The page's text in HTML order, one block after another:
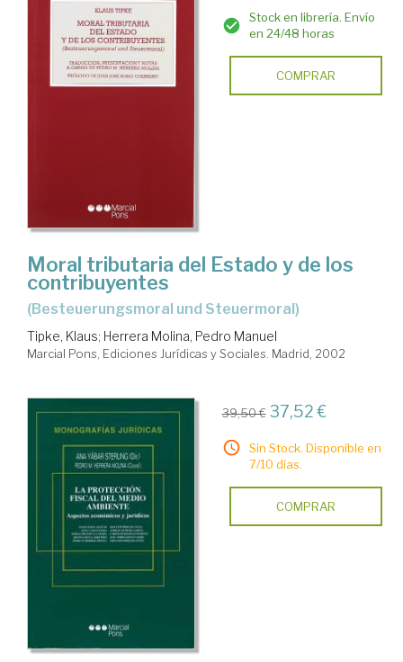
Stock en librería. Envío
en 24/48 horas
COMPRAR
Moral tributaria del Estado y de los
contribuyentes
(Besteuerungsmoral und Steuermoral)
Tipke, Klaus; Herrera Molina, Pedro Manuel
Marcial Pons, Ediciones Jurídicas y Sociales. Madrid, 2002
39,50 € 37,52 €
Sin Stock. Disponible en
7/10 días.
COMPRAR